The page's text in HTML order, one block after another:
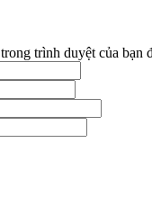
trình duyệt của bạn